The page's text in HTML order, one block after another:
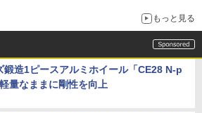
もっと見る
鍛造1ピースアルミホイール「CE28 N-p
量なままに剛性を向上